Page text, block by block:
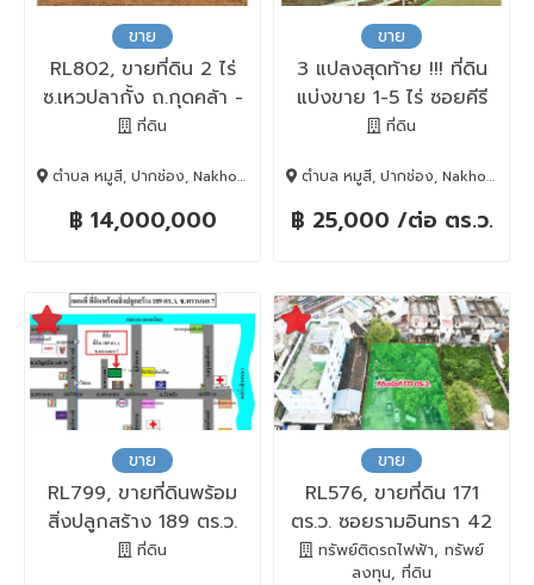
ขาย
RL802, ขายที่ดิน 2 ไร่
ซ.เหวปลากั้ง ถ.กุดคล้า -
ผ่านศึก ต.หมูสี อ.ปากช่อง
ที่ดิน
ตำบล หมูสี, ปากช่อง, Nakhon Ratchasima, 30130
฿ 14,000,000
ขาย
3 แปลงสุดท้าย !!! ที่ดิน
แบ่งขาย 1-5 ไร่ ซอยคีรี
รมย์ เขาใหญ่ ปากช่อง
ที่ดิน
ตำบล หมูสี, ปากช่อง, Nakhon Ratchasima, 30130
฿ 25,000 /ต่อ ตร.ว.
ขาย
RL799, ขายที่ดินพร้อม
สิ่งปลูกสร้าง 189 ตร.ว.
ซ.พรานนก 7
ที่ดิน
ขาย
RL576, ขายที่ดิน 171
ตร.ว. ซอยรามอินทรา 42
ทรัพย์ติดรถไฟฟ้า, ทรัพย์
ลงทุน, ที่ดิน